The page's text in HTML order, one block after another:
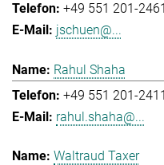
+49 551 201-2461
jschuen@...
Rahul Shaha
+49 551 201-2411
rahul.shaha@...
Waltraud Taxer